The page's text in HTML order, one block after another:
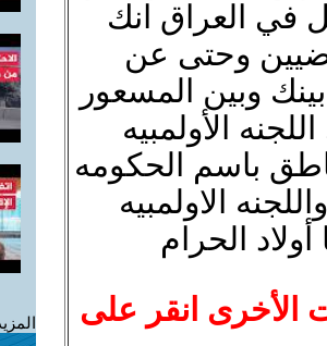
في العراق انك
وحتى عن
وبين المسعور
الأولمبيه
باسم الحكومه
الاولمبيه
الحرام
الأخرى انقر على